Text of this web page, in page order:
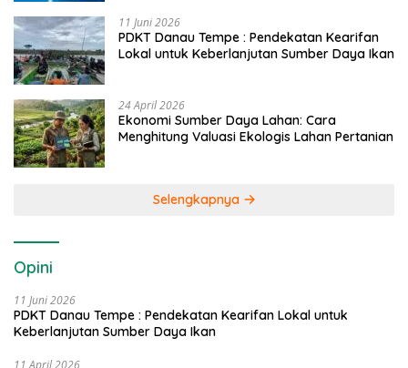
11 Juni 2026
PDKT Danau Tempe : Pendekatan Kearifan
Lokal untuk Keberlanjutan Sumber Daya Ikan
24 April 2026
Ekonomi Sumber Daya Lahan: Cara
Menghitung Valuasi Ekologis Lahan Pertanian
Selengkapnya
Opini
11 Juni 2026
PDKT Danau Tempe : Pendekatan Kearifan Lokal untuk
Keberlanjutan Sumber Daya Ikan